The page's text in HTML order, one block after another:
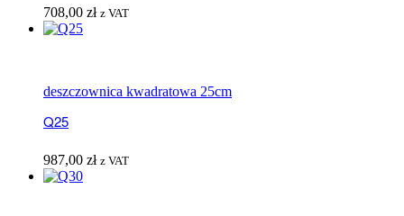
708,00 zł z VAT
deszczownica kwadratowa 25cm
Q25
987,00 zł z VAT